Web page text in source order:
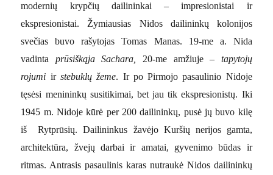
modernių krypčių dailininkai – impresionistai ir
ekspresionistai. Žymiausias Nidos dailininkų kolonijos
svečias buvo rašytojas Tomas Manas. 19-me a. Nida
vadinta prūsiškąja Sachara, 20-me amžiuje – tapytojų
rojumi ir stebuklų žeme. Ir po Pirmojo pasaulinio Nidoje
tęsėsi menininkų susitikimai, bet jau tik ekspresionistų. Iki
1945 m. Nidoje kūrė per 200 dailininkų, pusė jų buvo kilę
iš Rytprūsių. Dailininkus žavėjo Kuršių nerijos gamta,
architektūra, žvejų darbai ir amatai, gyvenimo būdas ir
ritmas. Antrasis pasaulinis karas nutraukė Nidos dailininkų